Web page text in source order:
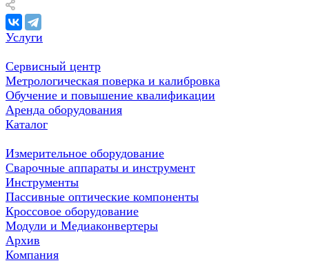
Услуги
Сервисный центр
Метрологическая поверка и калибровка
Обучение и повышение квалификации
Аренда оборудования
Каталог
Измерительное оборудование
Сварочные аппараты и инструмент
Инструменты
Пассивные оптические компоненты
Кроссовое оборудование
Модули и Медиаконвертеры
Архив
Компания